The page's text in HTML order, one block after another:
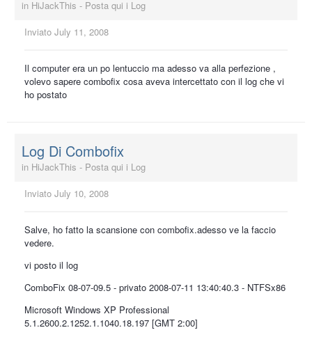
in HiJackThis - Posta qui i Log
Inviato July 11, 2008
Il computer era un po lentuccio ma adesso va alla perfezione ,
volevo sapere combofix cosa aveva intercettato con il log che vi
ho postato
Log Di Combofix
in HiJackThis - Posta qui i Log
Inviato July 10, 2008
Salve, ho fatto la scansione con combofix.adesso ve la faccio
vedere.
vi posto il log
ComboFix 08-07-09.5 - privato 2008-07-11 13:40:40.3 - NTFSx86
Microsoft Windows XP Professional
5.1.2600.2.1252.1.1040.18.197 [GMT 2:00]